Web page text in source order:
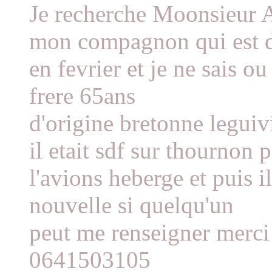
Je recherche
mon compagnon qui est
en fevrier et je ne sais
frere 65ans
d'origine bretonne
il etait sdf sur thournon
l'avions heberge et puis
nouvelle si quelqu'un
peut me renseigner
0641503105